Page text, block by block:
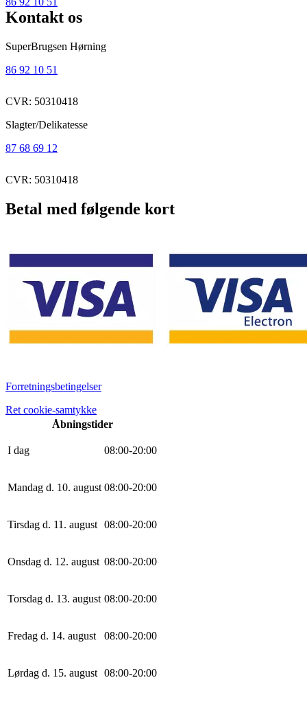
Kontakt os
SuperBrugsen Hørning
86 92 10 51
CVR: 50310418
Slagter/Delikatesse
87 68 69 12
CVR: 50310418
Betal med følgende kort
Forretningsbetingelser
Ret cookie-samtykke
Åbningstider
I dag 08:00-20:00
Mandag d. 10. august 08:00-20:00
Tirsdag d. 11. august 08:00-20:00
Onsdag d. 12. august 08:00-20:00
Torsdag d. 13. august 08:00-20:00
Fredag d. 14. august 08:00-20:00
Lørdag d. 15. august 08:00-20:00